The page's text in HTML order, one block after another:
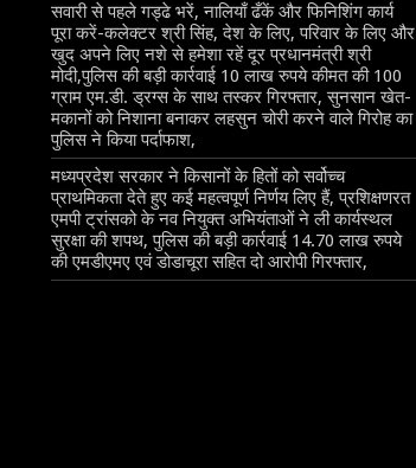
सवारी से पहले गड्ढे भरें, नालियाँ ढँकें और फिनिशिंग कार्य
पूरा करें-कलेक्टर श्री सिंह, देश के लिए, परिवार के लिए और
खुद अपने लिए नशे से हमेशा रहें दूर प्रधानमंत्री श्री
मोदी,पुलिस की बड़ी कार्रवाई 10 लाख रुपये कीमत की 100
ग्राम एम.डी. ड्रग्स के साथ तस्कर गिरफ्तार, सुनसान खेत-
मकानों को निशाना बनाकर लहसुन चोरी करने वाले गिरोह का
पुलिस ने किया पर्दाफाश,
मध्यप्रदेश सरकार ने किसानों के हितों को सर्वोच्च
प्राथमिकता देते हुए कई महत्वपूर्ण निर्णय लिए हैं, प्रशिक्षणरत
एमपी ट्रांसको के नव नियुक्त अभियंताओं ने ली कार्यस्थल
सुरक्षा की शपथ, पुलिस की बड़ी कार्रवाई 14.70 लाख रुपये
की एमडीएमए एवं डोडाचूरा सहित दो आरोपी गिरफ्तार,